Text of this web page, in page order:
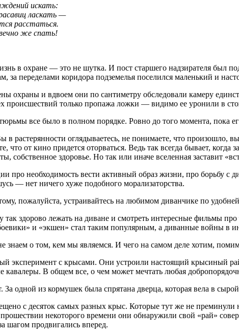
искать:
ласкать —
расстаться.
же спать!
в охране — это не шутка. И пост старшего надзирателя был
за переделами коридора подземелья поселился маленький и
охраны и вдвоем они по сантиметру обследовали камеру
происшествий только пропажа ложки — видимо ее уронили в
все было в полном порядке. Ровно до того момента, пока
в растерянности оглядываетесь, не понимаете, что
что от кино придется оторваться. Ведь так всегда бывает,
собственное здоровье. Но так или иначе вселенная заставит
про необходимость вести активный образ жизни, про
— нет ничего хуже подобного морализаторства.
пожалуйста, устраивайтесь на любимом диванчике по
здорово лежать на диване и смотреть интересные фильмы
и «экшен» стал таким популярным, а диванные войны в
знаем о том, кем мы являемся. И чего на самом деле хотим,
эксперимент с крысами. Они устроили настоящий крысиный
кавалеры. В общем все, о чем может мечтать любая
За одной из кормушек была спрятана дверца, которая вела в
с десяток самых разных крыс. Которые тут же не
прошествии некоторого времени они обнаружили свой «рай»
шагом продвигались вперед.